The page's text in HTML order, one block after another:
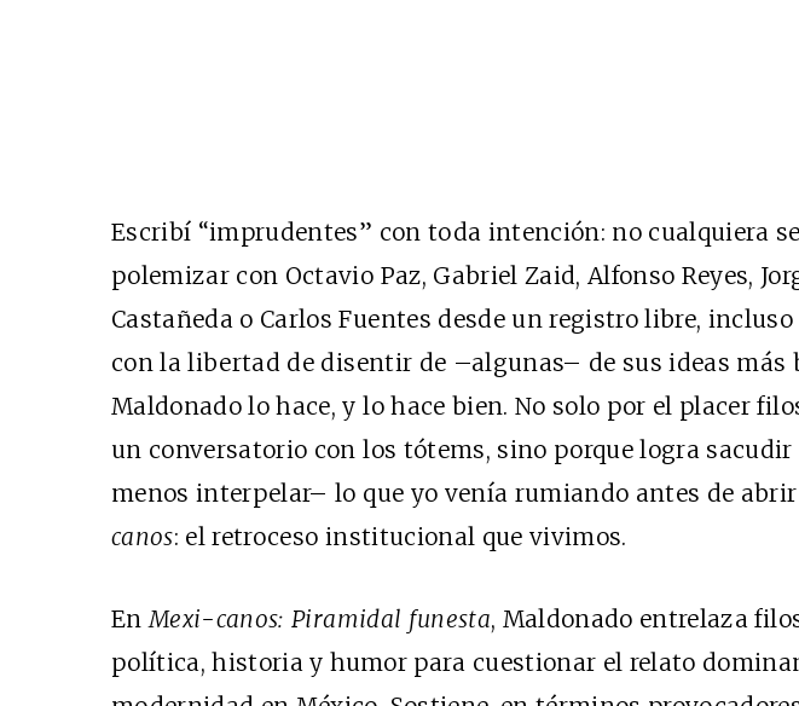
Escribí “imprudentes” con toda intención: no cualquiera
polemizar con Octavio Paz, Gabriel Zaid, Alfonso Reyes,
Castañeda o Carlos Fuentes desde un registro libre,
con la libertad de disentir de –algunas– de sus ideas más
Maldonado lo hace, y lo hace bien. No solo por el placer
un conversatorio con los tótems, sino porque logra
menos interpelar– lo que yo venía rumiando antes de
canos: el retroceso institucional que vivimos.
EnMexi-canos: Piramidal funesta, Maldonado entrelaza
política, historia y humor para cuestionar el relato